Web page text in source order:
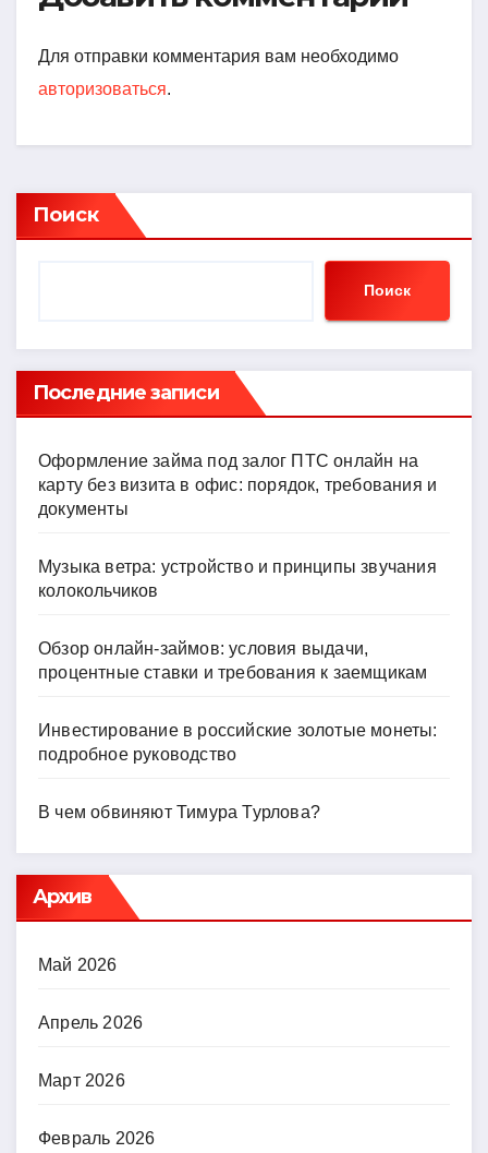
Для отправки комментария вам необходимо
авторизоваться.
Поиск
Поиск
Последние записи
Оформление займа под залог ПТС онлайн на
карту без визита в офис: порядок, требования и
документы
Музыка ветра: устройство и принципы звучания
колокольчиков
Обзор онлайн-займов: условия выдачи,
процентные ставки и требования к заемщикам
Инвестирование в российские золотые монеты:
подробное руководство
В чем обвиняют Тимура Турлова?
Архив
Май 2026
Апрель 2026
Март 2026
Февраль 2026